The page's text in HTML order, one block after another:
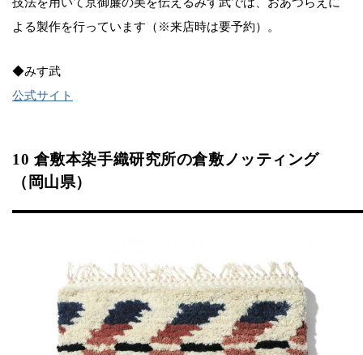
技法を用いて京御簾の美を伝えるみす武では、おあつらえに
よる製作を行っています（※来店時は要予約）。
◆みす武
公式サイト
10 倉敷本染手織研究所の倉敷ノッティング
（岡山県）